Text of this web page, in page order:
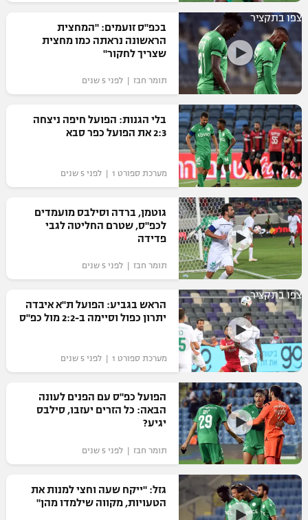
רשיון להקרנה פומבית לבית עסק
הצטרפות לחבילת הערוצים
לוח דרושים – ג'ובנט
תגיות
המגזין
צפו בתקציר
בכפ"ס זועמים: "המחצית
הראשונה נראתה כמו מחצית
שצריך לחקור"
תומר חבז | לפני 5 שנים
בלי הגנות: הפועל חיפה ניצחה
2:3 את הפועל כפר סבא
מערכת ספורט 1 | לפני 5 שנים
גוטמן, ברדה וסילבס מועמדים
לכפ"ס, שטרם החליטה לגבי
פדידה
תומר חבז | לפני 5 שנים
צפו בתקציר
הראש בגביע: הפועל ת"א איבדה
יתרון כפול וסיימה ב-2:2 מול כפ"ס
מערכת ספורט 1 | לפני 5 שנים
הפועל כפ"ס עם הפנים לעונה
הבאה: כל הזרים יעזבו, סילבס
יגיע?
תומר חבז | לפני 5 שנים
גזל: "ייקח שעה וחצי למנות את
הטעויות, מקווה שילמדו מהן"